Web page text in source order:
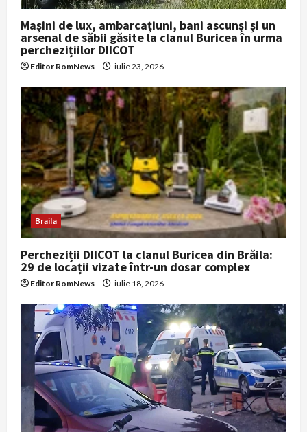
o
n
Mașini de lux, ambarcațiuni, bani ascunși și un
arsenal de săbii găsite la clanul Buricea în urma
perchezițiilor DIICOT
Editor RomNews iulie 23, 2026
Braila
Percheziții DIICOT la clanul Buricea din Brăila:
29 de locații vizate într-un dosar complex
Editor RomNews iulie 18, 2026